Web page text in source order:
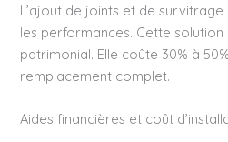
L’ajout de joints et de
les performances. Cette solution
patrimonial. Elle coûte 30% à
remplacement complet.
Aides financières et coût